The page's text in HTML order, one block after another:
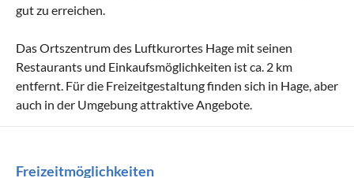
gut zu erreichen.
Das Ortszentrum des Luftkurortes Hage mit seinen
Restaurants und Einkaufsmöglichkeiten ist ca. 2 km
entfernt. Für die Freizeitgestaltung finden sich in Hage, aber
auch in der Umgebung attraktive Angebote.
Freizeitmöglichkeiten